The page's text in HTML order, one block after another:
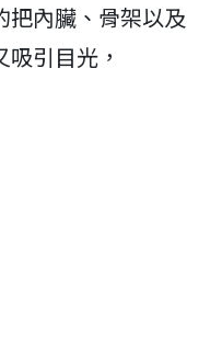
把內臟、骨架以及
引目光，